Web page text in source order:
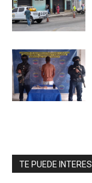
TE PUEDE